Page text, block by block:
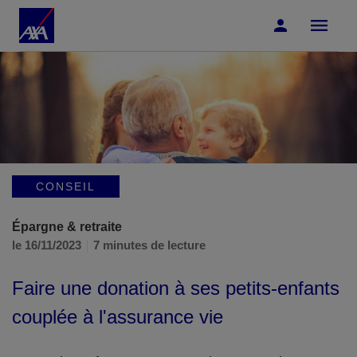
Accéder au Contenu Accéder au Pied de page
CONSEIL
Épargne & retraite
le 16/11/2023
7 minutes de lecture
Faire une donation à ses petits-enfants
couplée à l'assurance vie